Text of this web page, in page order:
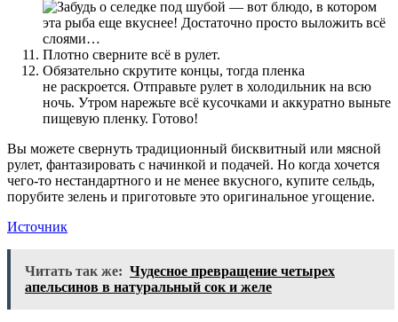
Плотно сверните всё в рулет.
Обязательно скрутите концы, тогда пленка
не раскроется. Отправьте рулет в холодильник на всю
ночь. Утром нарежьте всё кусочками и аккуратно выньте
пищевую пленку. Готово!
Вы можете свернуть традиционный бисквитный или мясной
рулет, фантазировать с начинкой и подачей. Но когда хочется
чего-то нестандартного и не менее вкусного, купите сельдь,
порубите зелень и приготовьте это оригинальное угощение.
Источник
Читать так же: Чудесное превращение четырех
апельсинов в натуральный сок и желе